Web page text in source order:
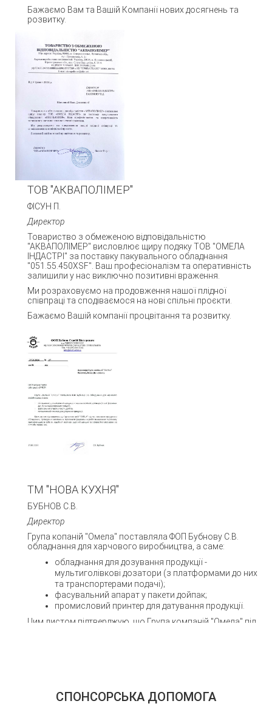
Бажаємо Вам та Вашій Компанії нових досягнень та
розвитку.
ТОВ "АКВАПОЛІМЕР"
ФІСУН П.
Директор
Товариство з обмеженою відповідальністю
"АКВАПОЛІМЕР" висловлює щиру подяку ТОВ "ОМЕЛА
ІНДАСТРІ" за поставку пакувального обладнання
"051.55.450XSF". Ваш професіоналізм та оперативність
залишили у нас виключно позитивні враження.
Ми розраховуємо на продовження нашої плідної
співпраці та сподіваємося на нові спільні проєкти.
Бажаємо Вашій компанії процвітання та розвитку.
ТМ "НОВА КУХНЯ"
БУБНОВ С.В.
Директор
Група копаній "Омела" поставляла ФОП Бубнову С.В.
обладнання для харчового виробництва, а саме:
обладнання для дозування продукції -
мультиголівкові дозатори (з платформами до них
та транспортерами подачі);
фасувальний апарат у пакети дойпак;
промисловий принтер для датування продукції.
Цим листом підтверджую, що Група компаній "Омела" під
СПОНСОРСЬКА ДОПОМОГА